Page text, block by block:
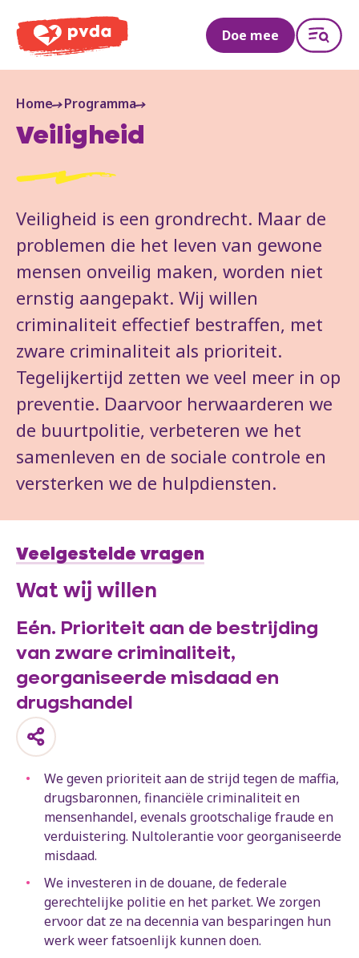
PVDA
Doe mee
Home Programma
Veiligheid
Veiligheid is een grondrecht. Maar de
problemen die het leven van gewone
mensen onveilig maken, worden niet
ernstig aangepakt. Wij willen
criminaliteit effectief bestraffen, met
zware criminaliteit als prioriteit.
Tegelijkertijd zetten we veel meer in op
preventie. Daarvoor herwaarderen we
de buurtpolitie, verbeteren we het
samenleven en de sociale controle en
versterken we de hulpdiensten.
Veelgestelde vragen
Wat wij willen
Eén. Prioriteit aan de bestrijding
van zware criminaliteit,
georganiseerde misdaad en
drugshandel
We geven prioriteit aan de strijd tegen de maffia,
drugsbaronnen, financiële criminaliteit en
mensenhandel, evenals grootschalige fraude en
verduistering. Nultolerantie voor georganiseerde
misdaad.
We investeren in de douane, de federale
gerechtelijke politie en het parket. We zorgen
ervoor dat ze na decennia van besparingen hun
werk weer fatsoenlijk kunnen doen.